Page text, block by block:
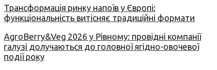
Трансформація ринку напоїв у Європі:
функціональність витісняє традиційні формати
AgroBerry&Veg 2026 у Рівному: провідні компанії
галузі долучаються до головної ягідно-овочевої
події року